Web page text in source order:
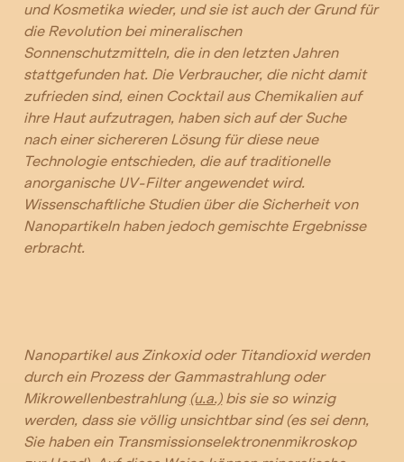
und Kosmetika wieder, und sie ist auch der Grund für
die Revolution bei mineralischen
Sonnenschutzmitteln, die in den letzten Jahren
stattgefunden hat. Die Verbraucher, die nicht damit
zufrieden sind, einen Cocktail aus Chemikalien auf
ihre Haut aufzutragen, haben sich auf der Suche
nach einer sichereren Lösung für diese neue
Technologie entschieden, die auf traditionelle
anorganische UV-Filter angewendet wird.
Wissenschaftliche Studien über die Sicherheit von
Nanopartikeln haben jedoch gemischte Ergebnisse
erbracht.
Nanopartikel aus Zinkoxid oder Titandioxid werden
durch ein Prozess der Gammastrahlung oder
Mikrowellenbestrahlung (u.a.)bis sie so winzig
werden, dass sie völlig unsichtbar sind (es sei denn,
Sie haben ein Transmissionselektronenmikroskop